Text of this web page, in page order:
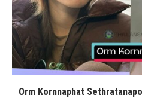
Orm Kornnaphat